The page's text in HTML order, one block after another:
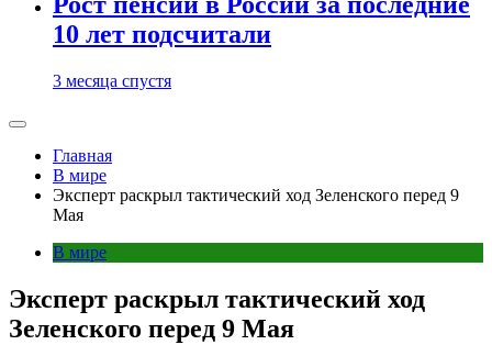
10 лет подсчитали
3 месяца спустя
Главная
В мире
Эксперт раскрыл тактический ход Зеленского перед 9
Мая
В мире
Эксперт раскрыл тактический ход
Зеленского перед 9 Мая